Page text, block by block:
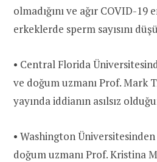
olmadığını ve ağır COVID-19
erkeklerde sperm sayısını
• Central Florida
ve doğum uzmanı Prof. Mark
yayında iddianın asılsız
• Washington Üniversitesinden
doğum uzmanı Prof. Kristina